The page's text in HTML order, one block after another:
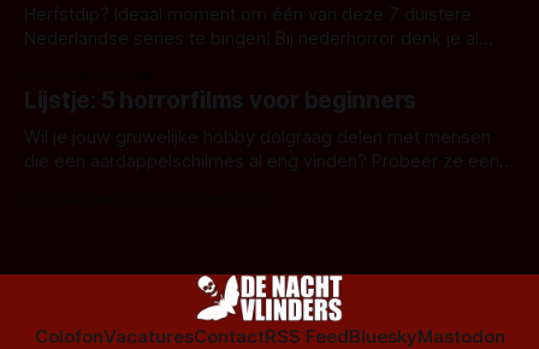
Herfstdip? Ideaal moment om één van deze 7 duistere
Nederlandse series te bingen! Bij nederhorror denk je al
Amsterdamned of The Johnsons. Maar Nederlandse horror
is niet beperkt tot films. Hier een aantal Nederlandse tv-
series uit het duistere of horrorgenre. Als
Lijstje: 5 horrorfilms voor beginners
Wil je jouw gruwelijke hobby dolgraag delen met mensen
die een aardappelschilmes al eng vinden? Probeer ze eens
ColofonVacaturesContactRSS FeedBlueskyMastodon